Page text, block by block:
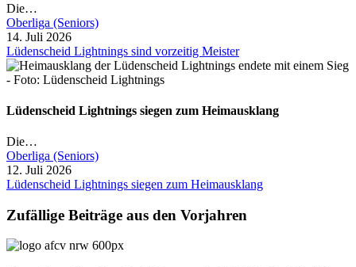
Die…
Oberliga (Seniors)
14. Juli 2026
Lüdenscheid Lightnings sind vorzeitig Meister
Lüdenscheid Lightnings siegen zum Heimausklang
Die…
Oberliga (Seniors)
12. Juli 2026
Lüdenscheid Lightnings siegen zum Heimausklang
Zufällige Beiträge aus den Vorjahren